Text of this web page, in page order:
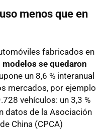
menos que en
fabricados en
se quedaron
un 8,6 % interanual
mercados, por ejemplo
vehículos: un 3,3 %
datos de la Asociación
China (CPCA)